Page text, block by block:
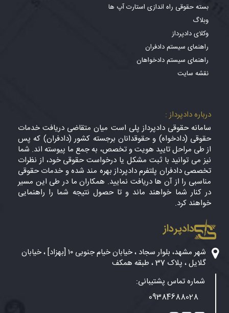
بسته حقوقی راه اندازی استارت آپ ها
وبلاگ
وکلای دادپرداز
راهنمای سیستم دادفران
راهنمای سیستم دادخواهان
نقشه سایت
درباره دادپرداز :
سامانه حقوقی دادپرداز پلی است میان متقاضی دریافت خدمات
حقوقی (دادخواه) و حقوقدانان برجسته کشور (دادفران) که پس
از طی مراحل تایید هویت و تخصص، به جمع ما پیوسته اند. شما
نیز می توانید با ثبت مشکل یا درخواست حقوقی خود، از نظرات
تخصصی دادفران پلتفرم دادپرداز بهره مند شده و خدمات حقوقی
مناسبی را از آن ها دریافت نمایید. همکاران ما در طی این مسیر
در کنار شما خواهند ماند و تا حصول نتیجه شما را راهنمایی
خواهند کرد.
دادپرداز
شهر مشهد، بلوار سجاد ، خیابان خیام جنوبی ۱۰ [بهزاد] ، خیابان
گلایل ، پلاک 37 ، طبقه همکف
شماره تماس پشتیبانی:
09384688028